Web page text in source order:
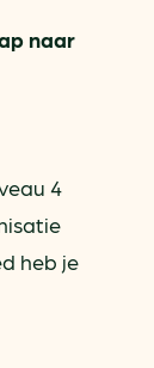
bijproducten
naar
4
heb je